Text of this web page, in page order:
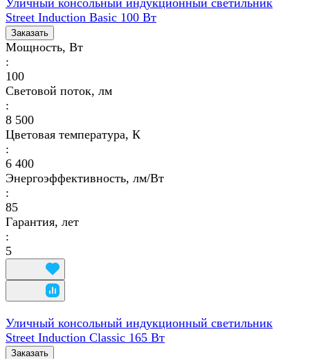
Street Induction Basic 100 Вт
Заказать
Мощность, Вт
:
100
Световой поток, лм
:
8 500
Цветовая температура, К
:
6 400
Энергоэффективность, лм/Вт
:
85
Гарантия, лет
:
5
Уличный консольный индукционный светильник
Street Induction Classic 165 Вт
Заказать